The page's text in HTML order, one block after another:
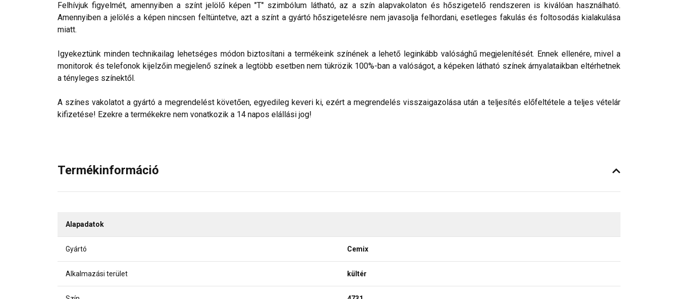
Felhívjuk figyelmét, amennyiben a színt jelölő képen "T" szimbólum látható, az a szín alapvakolaton és hőszigetelő rendszeren is kiválóan használható.
Amennyiben a jelölés a képen nincsen feltüntetve, azt a színt a gyártó hőszigetelésre nem javasolja felhordani, esetleges fakulás és foltosodás kialakulása
miatt.
Igyekeztünk minden technikailag lehetséges módon biztosítani a termékeink színének a lehető leginkább valósághű megjelenítését. Ennek ellenére, mivel a
monitorok és telefonok kijelzőin megjelenő színek a legtöbb esetben nem tükrözik 100%-ban a valóságot, a képeken látható színek árnyalataikban eltérhetnek
a tényleges színektől.
A színes vakolatot a gyártó a megrendelést követően, egyedileg keveri ki, ezért a megrendelés visszaigazolása után a teljesítés előfeltétele a teljes vételár
kifizetése! Ezekre a termékekre nem vonatkozik a 14 napos elállási jog!
Termékinformáció
Alapadatok
Gyártó Cemix
Alkalmazási terület kültér